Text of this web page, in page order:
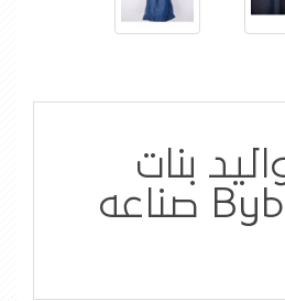
بنات
ماركة Byblos صناعه